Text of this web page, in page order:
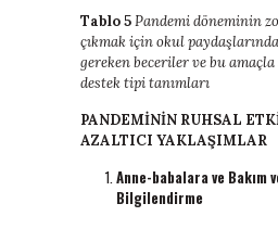
Tablo 5Pandemi döneminin
çıkmak için okul
gereken beceriler ve bu
destek tipi tanımları
PANDEMİNİN RUHSAL
AZALTICI YAKLAŞIMLAR
Anne-babalara ve Bakım
Bilgilendirme